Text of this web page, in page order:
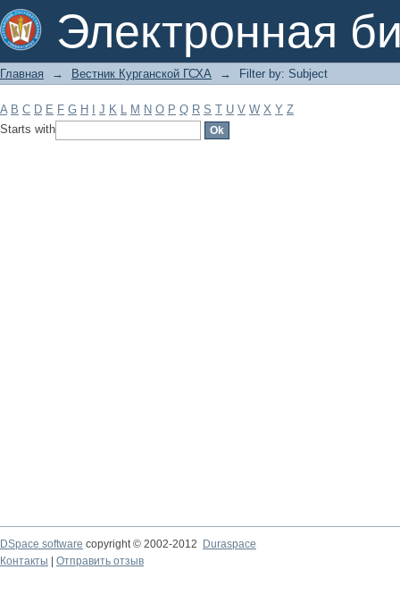
Электронная
Filter by: Subject
Главная → Вестник Курганской ГСХА → Filter by: Subject
A B C D E F G H J K L M N O P Q R S T U V W X Y Z
Starts with
DSpace software copyright © 2002-2012
Duraspace
Контакты
Отправить отзыв